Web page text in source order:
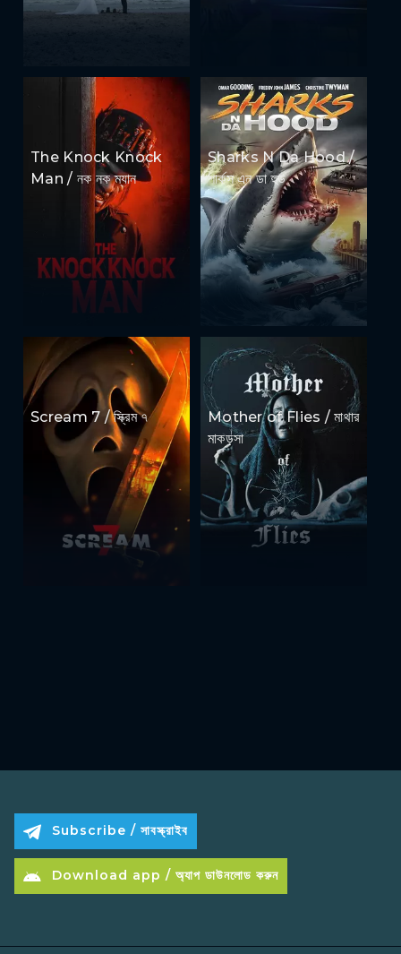
The Knock Knock
Man / নক নক ম্যান
Sharks N Da Hood /
শার্কস এন ডা হুড
Scream 7 / স্ক্রিম ৭
Mother of Flies / মাথার
মাকড়সা
Subscribe / সাবস্ক্রাইব
Download app / অ্যাপ ডাউনলোড করুন